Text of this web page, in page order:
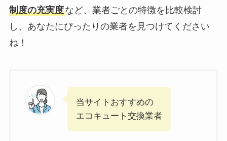
制度の充実度など、業者ごとの特徴を比較検討
し、あなたにぴったりの業者を見つけてください
ね！
当サイトおすすめの
エコキュート交換業者